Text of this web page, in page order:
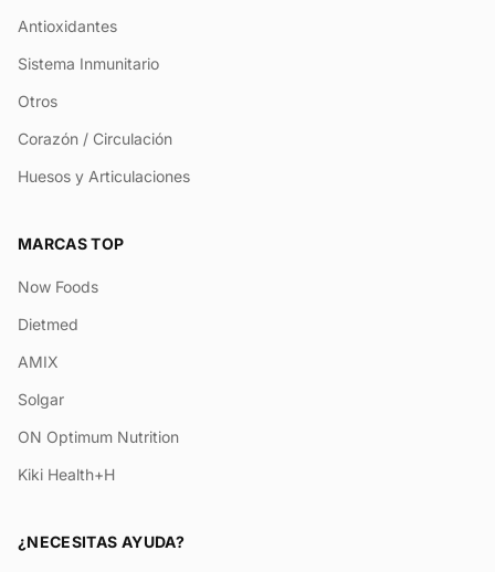
Antioxidantes
Sistema Inmunitario
Otros
Corazón / Circulación
Huesos y Articulaciones
MARCAS TOP
Now Foods
Dietmed
AMIX
Solgar
ON Optimum Nutrition
Kiki Health+H
¿NECESITAS AYUDA?